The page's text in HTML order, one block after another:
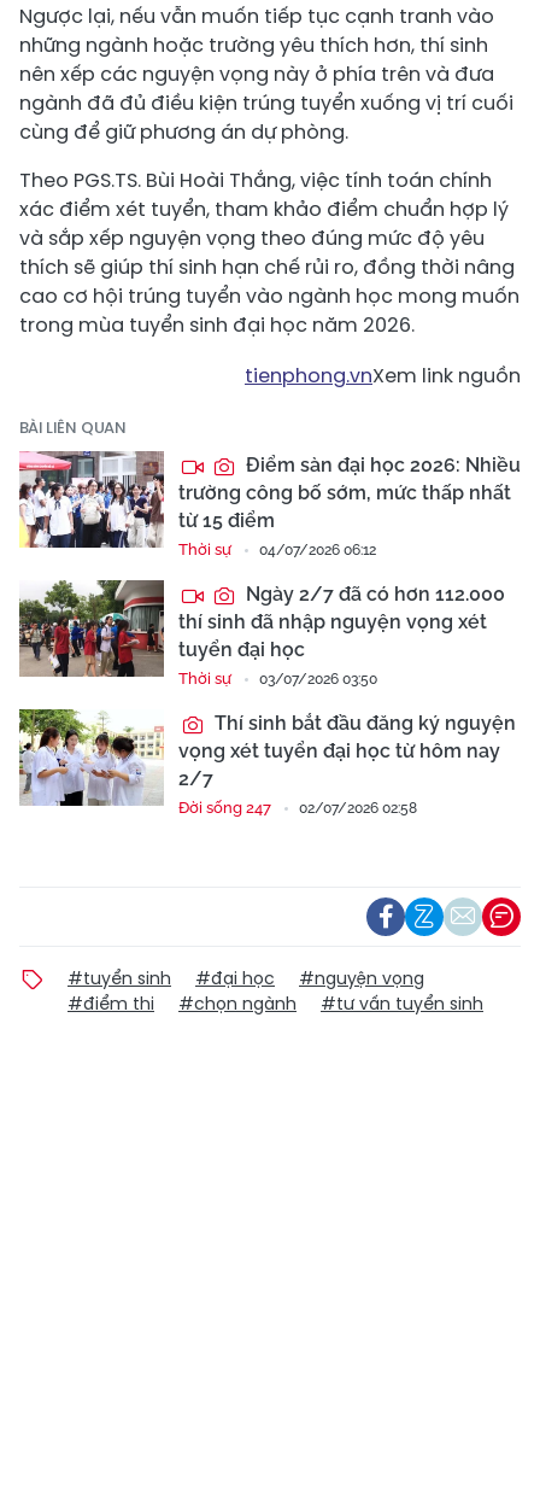
Ngược lại, nếu vẫn muốn tiếp tục cạnh tranh vào
những ngành hoặc trường yêu thích hơn, thí sinh
nên xếp các nguyện vọng này ở phía trên và đưa
ngành đã đủ điều kiện trúng tuyển xuống vị trí cuối
cùng để giữ phương án dự phòng.
Theo PGS.TS. Bùi Hoài Thắng, việc tính toán chính
xác điểm xét tuyển, tham khảo điểm chuẩn hợp lý
và sắp xếp nguyện vọng theo đúng mức độ yêu
thích sẽ giúp thí sinh hạn chế rủi ro, đồng thời nâng
cao cơ hội trúng tuyển vào ngành học mong muốn
trong mùa tuyển sinh đại học năm 2026.
tienphong.vnXem link nguồn
BÀI LIÊN QUAN
Điểm sàn đại học 2026: Nhiều
trường công bố sớm, mức thấp nhất
từ 15 điểm
Thời sự 04/07/2026 06:12
Ngày 2/7 đã có hơn 112.000
thí sinh đã nhập nguyện vọng xét
tuyển đại học
Thời sự 03/07/2026 03:50
Thí sinh bắt đầu đăng ký nguyện
vọng xét tuyển đại học từ hôm nay
2/7
Đời sống 247 02/07/2026 02:58
#tuyển sinh #đại học
#nguyện vọng
#điểm thi
#chọn ngành #tư vấn tuyển sinh